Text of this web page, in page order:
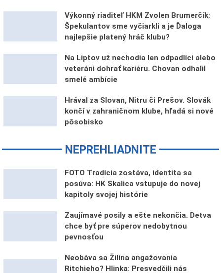
Výkonný riaditeľ HKM Zvolen Brumerčík:
Špekulantov sme vyčiarkli a je Ďaloga
najlepšie platený hráč klubu?
Na Liptov už nechodia len odpadlíci alebo
veteráni dohrať kariéru. Chovan odhalil
smelé ambície
Hrával za Slovan, Nitru či Prešov. Slovák
končí v zahraničnom klube, hľadá si nové
pôsobisko
NEPREHLIADNITE
FOTO Tradícia zostáva, identita sa
posúva: HK Skalica vstupuje do novej
kapitoly svojej histórie
Zaujímavé posily a ešte nekončia. Detva
chce byť pre súperov nedobytnou
pevnosťou
Neobáva sa Žilina angažovania
Ritchieho? Hlinka: Presvedčili nás